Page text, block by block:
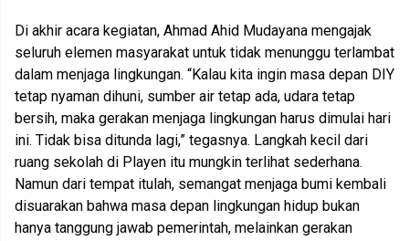
Di akhir acara kegiatan, Ahmad Ahid Mudayana mengajak
seluruh elemen masyarakat untuk tidak menunggu terlambat
dalam menjaga lingkungan. “Kalau kita ingin masa depan DIY
tetap nyaman dihuni, sumber air tetap ada, udara tetap
bersih, maka gerakan menjaga lingkungan harus dimulai hari
ini. Tidak bisa ditunda lagi,” tegasnya. Langkah kecil dari
ruang sekolah di Playen itu mungkin terlihat sederhana.
Namun dari tempat itulah, semangat menjaga bumi kembali
disuarakan bahwa masa depan lingkungan hidup bukan
hanya tanggung jawab pemerintah, melainkan gerakan